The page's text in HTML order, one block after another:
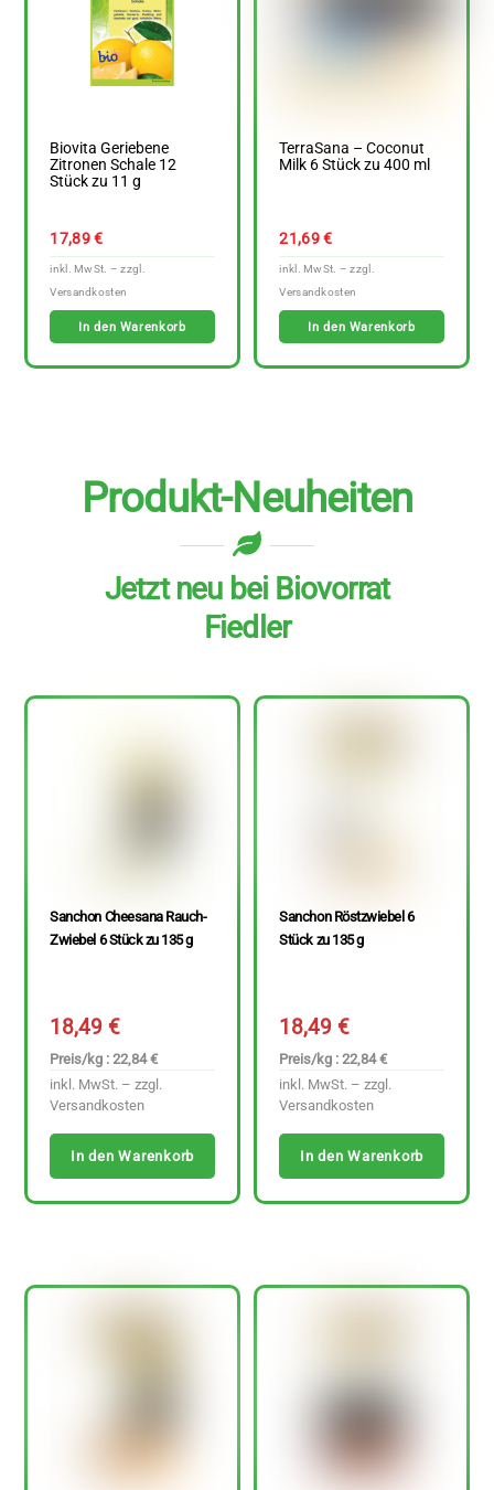
Biovita Geriebene
Zitronen Schale 12
Stück zu 11 g
17,89€
In den Warenkorb
TerraSana – Coconut
Milk 6 Stück zu 400 ml
21,69€
In den Warenkorb
Produkt-Neuheiten
Jetzt neu bei Biovorrat
Fiedler
Sanchon Cheesana Rauch-
Zwiebel 6 Stück zu 135 g
18,49€
Preis/kg : 22,84 €
inkl. MwSt. – zzgl.
Versandkosten
In den Warenkorb
Sanchon Röstzwiebel 6
Stück zu 135 g
18,49€
Preis/kg : 22,84 €
inkl. MwSt. – zzgl.
Versandkosten
In den Warenkorb